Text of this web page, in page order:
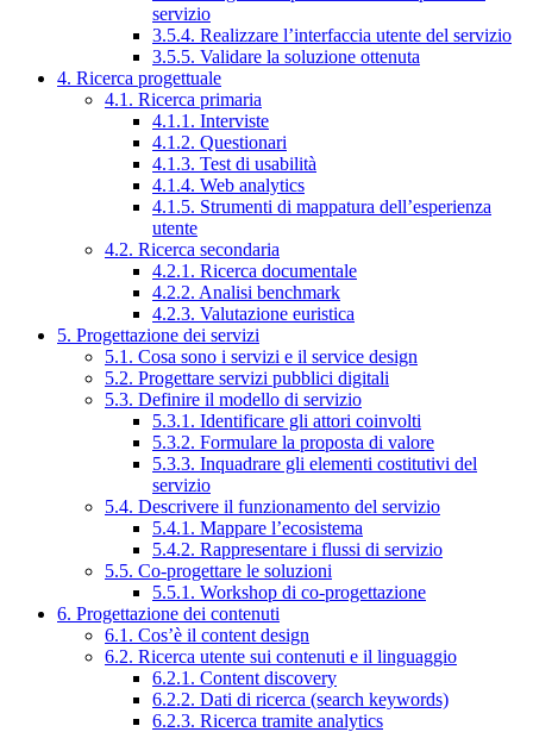
servizio
3.5.4. Realizzare l’interfaccia utente del servizio
3.5.5. Validare la soluzione ottenuta
4. Ricerca progettuale
4.1. Ricerca primaria
4.1.1. Interviste
4.1.2. Questionari
4.1.3. Test di usabilità
4.1.4. Web analytics
4.1.5. Strumenti di mappatura dell’esperienza
utente
4.2. Ricerca secondaria
4.2.1. Ricerca documentale
4.2.2. Analisi benchmark
4.2.3. Valutazione euristica
5. Progettazione dei servizi
5.1. Cosa sono i servizi e il service design
5.2. Progettare servizi pubblici digitali
5.3. Definire il modello di servizio
5.3.1. Identificare gli attori coinvolti
5.3.2. Formulare la proposta di valore
5.3.3. Inquadrare gli elementi costitutivi del
servizio
5.4. Descrivere il funzionamento del servizio
5.4.1. Mappare l’ecosistema
5.4.2. Rappresentare i flussi di servizio
5.5. Co-progettare le soluzioni
5.5.1. Workshop di co-progettazione
6. Progettazione dei contenuti
6.1. Cos’è il content design
6.2. Ricerca utente sui contenuti e il linguaggio
6.2.1. Content discovery
6.2.2. Dati di ricerca (search keywords)
6.2.3. Ricerca tramite analytics